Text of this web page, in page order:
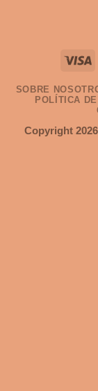
SOBRE
POLÍTICA
Copyright